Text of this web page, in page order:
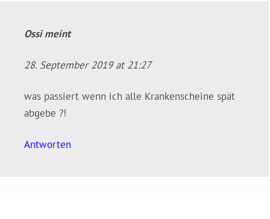
Ossimeint
28. September 2019 at 21:27
was passiert wenn ich alle Krankenscheine spät
abgebe ?!
Antworten